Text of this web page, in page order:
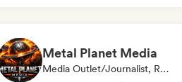
Metal Planet Media
Media Outlet/Journalist, Radiosender